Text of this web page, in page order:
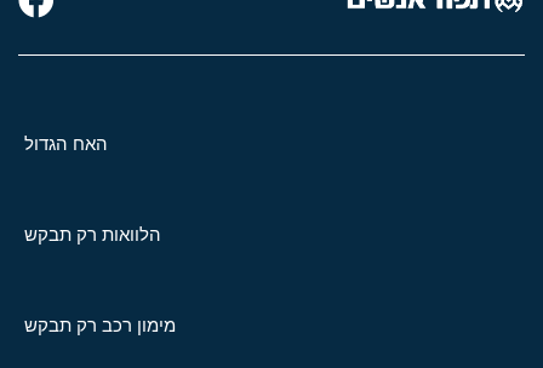
האח הגדול
הלוואות רק תבקש
מימון רכב רק תבקש